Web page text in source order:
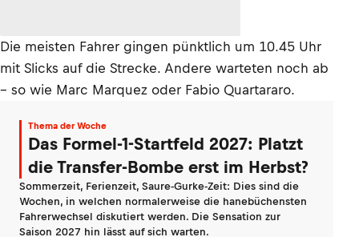
Die meisten Fahrer gingen pünktlich um 10.45 Uhr
mit Slicks auf die Strecke. Andere warteten noch ab
– so wie Marc Marquez oder Fabio Quartararo.
Thema der Woche
Das Formel-1-Startfeld 2027: Platzt
die Transfer-Bombe erst im Herbst?
Sommerzeit, Ferienzeit, Saure-Gurke-Zeit: Dies sind die
Wochen, in welchen normalerweise die hanebüchensten
Fahrerwechsel diskutiert werden. Die Sensation zur
Saison 2027 hin lässt auf sich warten.